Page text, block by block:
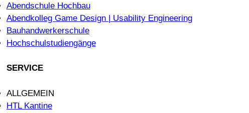
Abendschule Hochbau
Abendkolleg Game Design | Usability Engineering
Bauhandwerkerschule
Hochschulstudiengänge
SERVICE
ALLGEMEIN
HTL Kantine